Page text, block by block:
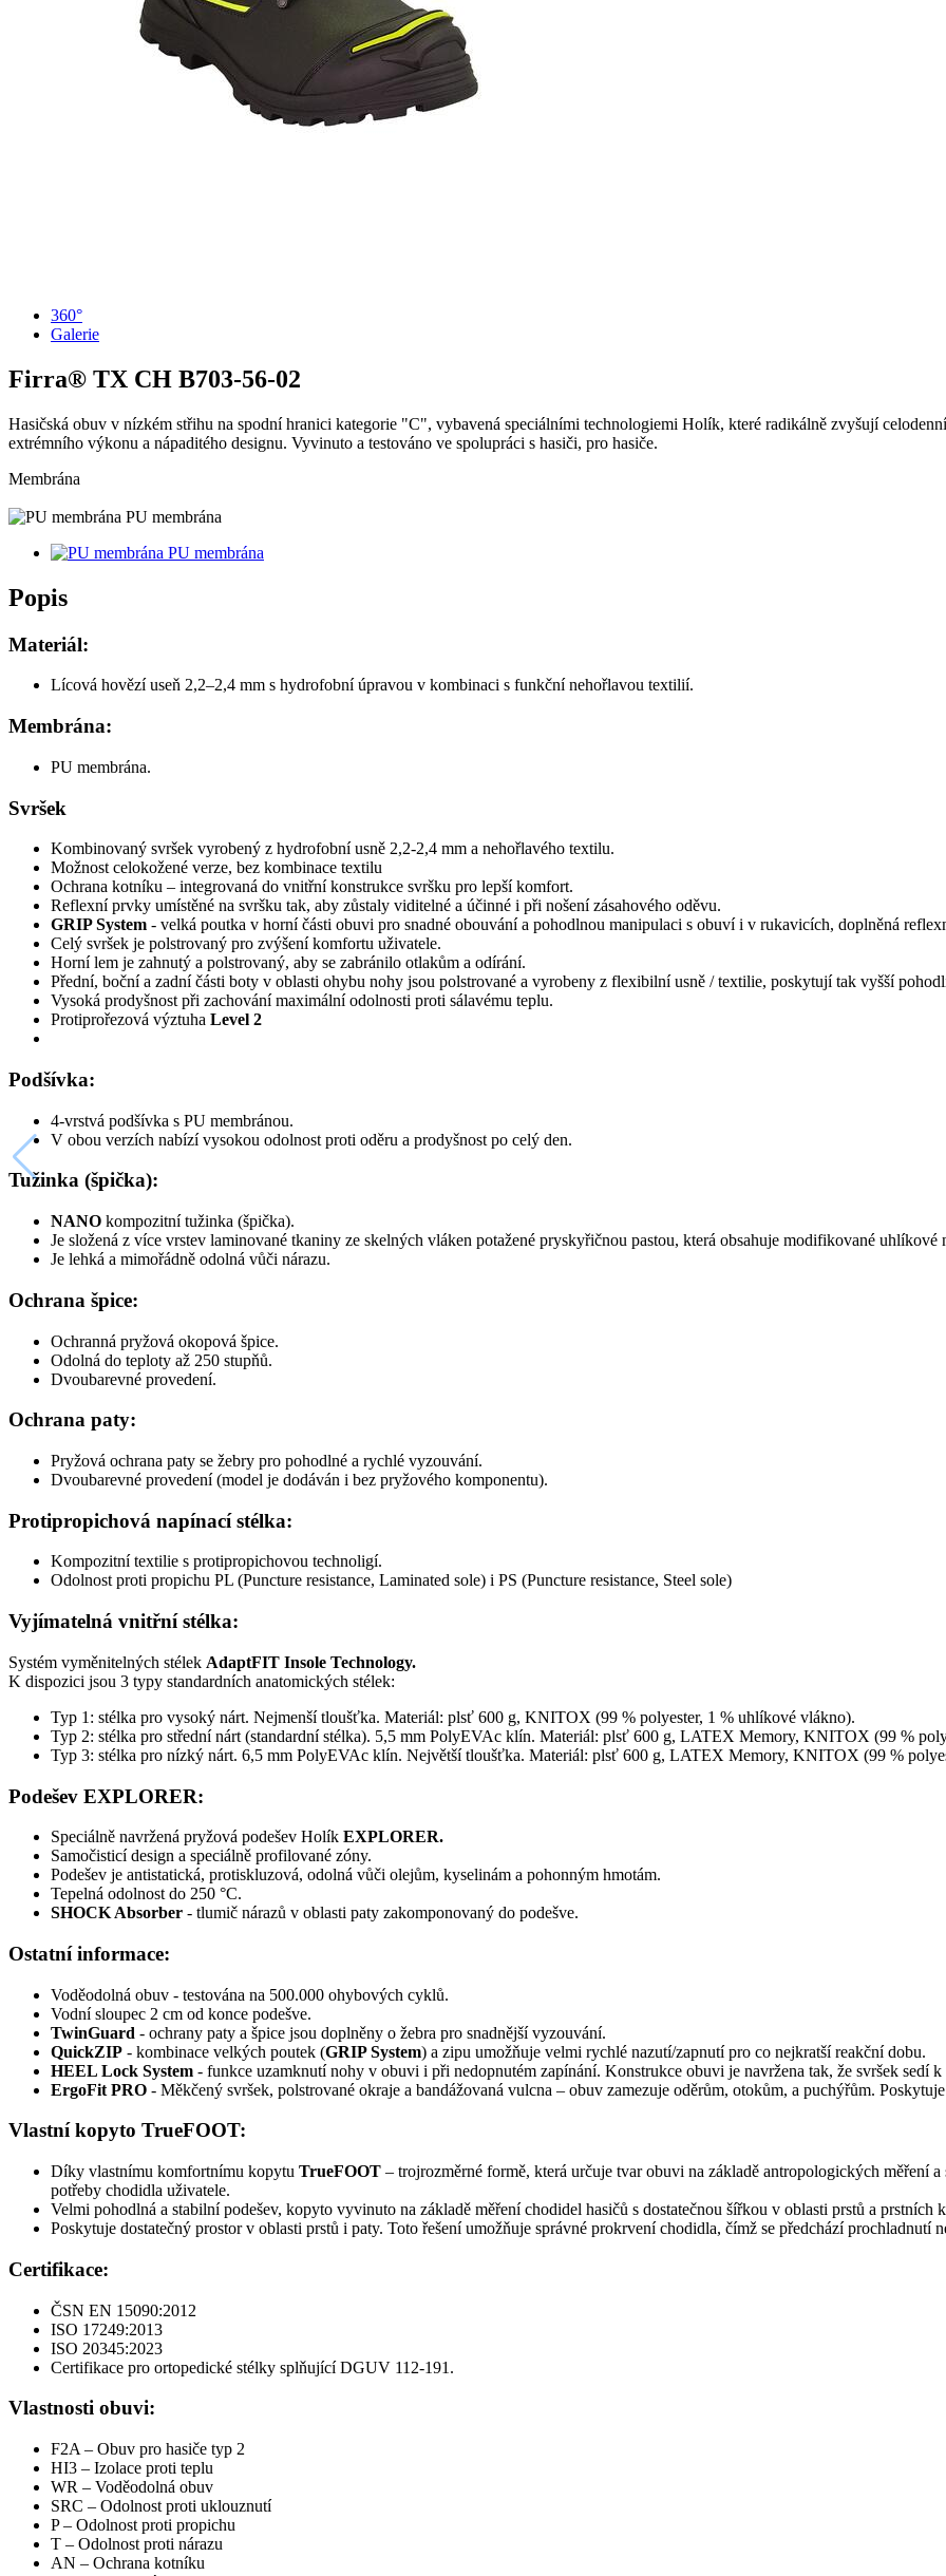
360°
Galerie
Firra® TX CH B703-56-02
Hasičská obuv v nízkém střihu na spodní hranici kategorie "C", vybavená speciálními technologiemi Holík, které radikálně zvyšují
extrémního výkonu a nápaditého designu. Vyvinuto a testováno ve spolupráci s hasiči, pro hasiče.
Membrána
PU membrána
PU membrána
Popis
Materiál:
Lícová hovězí useň 2,2–2,4 mm s hydrofobní úpravou v kombinaci s funkční nehořlavou textilií.
Membrána:
PU membrána.
Svršek
Kombinovaný svršek vyrobený z hydrofobní usně 2,2-2,4 mm a nehořlavého textilu.
Možnost celokožené verze, bez kombinace textilu
Ochrana kotníku – integrovaná do vnitřní konstrukce svršku pro lepší komfort.
Reflexní prvky umístěné na svršku tak, aby zůstaly viditelné a účinné i při nošení zásahového oděvu.
GRIP System - velká poutka v horní části obuvi pro snadné obouvání a pohodlnou manipulaci s obuví i v rukavicích, doplněná
Celý svršek je polstrovaný pro zvýšení komfortu uživatele.
Horní lem je zahnutý a polstrovaný, aby se zabránilo otlakům a odírání.
Přední, boční a zadní části boty v oblasti ohybu nohy jsou polstrované a vyrobeny z flexibilní usně / textilie, poskytují tak vyšší
Vysoká prodyšnost při zachování maximální odolnosti proti sálavému teplu.
Protiprořezová výztuha Level 2
Podšívka:
4-vrstvá podšívka s PU membránou.
V obou verzích nabízí vysokou odolnost proti oděru a prodyšnost po celý den.
Tužinka (špička):
NANO kompozitní tužinka (špička).
Je složená z více vrstev laminované tkaniny ze skelných vláken potažené pryskyřičnou pastou, která obsahuje modifikované uhlíkové
Je lehká a mimořádně odolná vůči nárazu.
Ochrana špice:
Ochranná pryžová okopová špice.
Odolná do teploty až 250 stupňů.
Dvoubarevné provedení.
Ochrana paty:
Pryžová ochrana paty se žebry pro pohodlné a rychlé vyzouvání.
Dvoubarevné provedení (model je dodáván i bez pryžového komponentu).
Protipropichová napínací stélka:
Kompozitní textilie s protipropichovou technoligí.
Odolnost proti propichu PL (Puncture resistance, Laminated sole) i PS (Puncture resistance, Steel sole)
Vyjímatelná vnitřní stélka:
Systém vyměnitelných stélek AdaptFIT Insole Technology.
K dispozici jsou 3 typy standardních anatomických stélek:
Typ 1: stélka pro vysoký nárt. Nejmenší tloušťka. Materiál: plsť 600 g, KNITOX (99 % polyester, 1 % uhlíkové vlákno).
Typ 2: stélka pro střední nárt (standardní stélka). 5,5 mm PolyEVAc klín. Materiál: plsť 600 g, LATEX Memory, KNITOX (99 %
Typ 3: stélka pro nízký nárt. 6,5 mm PolyEVAc klín. Největší tloušťka. Materiál: plsť 600 g, LATEX Memory, KNITOX (99 %
Podešev EXPLORER:
Speciálně navržená pryžová podešev Holík EXPLORER.
Samočisticí design a speciálně profilované zóny.
Podešev je antistatická, protiskluzová, odolná vůči olejům, kyselinám a pohonným hmotám.
Tepelná odolnost do 250 °C.
SHOCK Absorber - tlumič nárazů v oblasti paty zakomponovaný do podešve.
Ostatní informace:
Voděodolná obuv - testována na 500.000 ohybových cyklů.
Vodní sloupec 2 cm od konce podešve.
TwinGuard - ochrany paty a špice jsou doplněny o žebra pro snadnější vyzouvání.
QuickZIP - kombinace velkých poutek (GRIP System) a zipu umožňuje velmi rychlé nazutí/zapnutí pro co nejkratší reakční dobu.
HEEL Lock System - funkce uzamknutí nohy v obuvi i při nedopnutém zapínání. Konstrukce obuvi je navržena tak, že svršek sedí
ErgoFit PRO - Měkčený svršek, polstrované okraje a bandážovaná vulcna – obuv zamezuje oděrům, otokům, a puchýřům.
Vlastní kopyto TrueFOOT:
Díky vlastnímu komfortnímu kopytu TrueFOOT – trojrozměrné formě, která určuje tvar obuvi na základě antropologických měření
potřeby chodidla uživatele.
Velmi pohodlná a stabilní podešev, kopyto vyvinuto na základě měření chodidel hasičů s dostatečnou šířkou v oblasti prstů a prstních
Poskytuje dostatečný prostor v oblasti prstů i paty. Toto řešení umožňuje správné prokrvení chodidla, čímž se předchází prochladnutí
Certifikace:
ČSN EN 15090:2012
ISO 17249:2013
ISO 20345:2023
Certifikace pro ortopedické stélky splňující DGUV 112-191.
Vlastnosti obuvi:
F2A – Obuv pro hasiče typ 2
HI3 – Izolace proti teplu
WR – Voděodolná obuv
SRC – Odolnost proti uklouznutí
P – Odolnost proti propichu
T – Odolnost proti nárazu
AN – Ochrana kotníku